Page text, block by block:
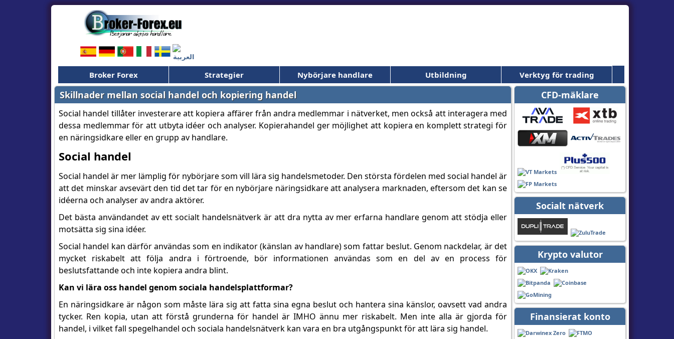
Broker Forex Strategier Nybörjare handlare Utbildning Verktyg för trading
CFD-mäklare
Socialt nätverk
Krypto valutor
Finansierat konto
Skillnader mellan social handel och kopiering handel
Social handel tillåter investerare att kopiera affärer från andra medlemmar i nätverket, men också att interagera med
dessa medlemmar för att utbyta idéer och analyser. Kopierahandel ger möjlighet att kopiera en komplett strategi för
en näringsidkare eller en grupp av handlare.
Social handel
Social handel är mer lämplig för nybörjare som vill lära sig handelsmetoder. Den största fördelen med social handel är
att det minskar avsevärt den tid det tar för en nybörjare näringsidkare att analysera marknaden, eftersom det kan se
idéerna och analyser av andra aktörer.
Det bästa användandet av ett socialt handelsnätverk är att dra nytta av mer erfarna handlare genom att stödja eller
motsätta sig sina idéer.
Social handel kan därför användas som en indikator (känslan av handlare) som fattar beslut. Genom nackdelar, är det
mycket riskabelt att följa andra i förtroende, bör informationen användas som en del av en process för
beslutsfattande och inte kopiera andra blint.
Kan vi lära oss handel genom sociala handelsplattformar?
En näringsidkare är någon som måste lära sig att fatta sina egna beslut och hantera sina känslor, oavsett vad andra
tycker. Ren kopia, utan att förstå grunderna för handel är IMHO ännu mer riskabelt. Men inte alla är gjorda för
handel, i vilket fall spegelhandel och sociala handelsnätverk kan vara en bra utgångspunkt för att lära sig handel.